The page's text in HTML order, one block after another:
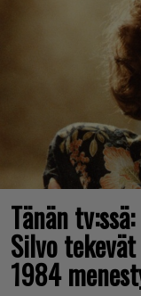
Tänän
Silvo
1984